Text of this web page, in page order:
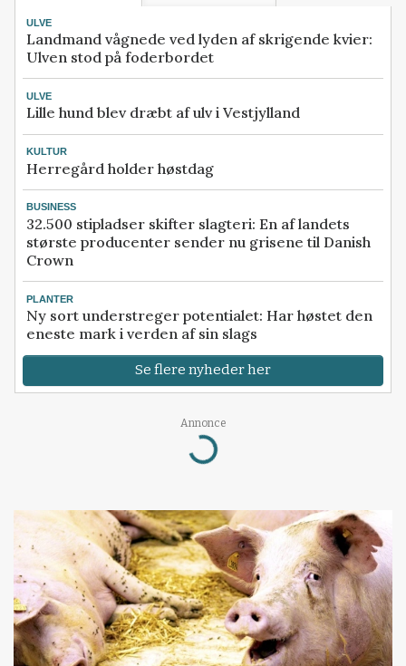
ULVE
Landmand vågnede ved lyden af skrigende kvier:
Ulven stod på foderbordet
ULVE
Lille hund blev dræbt af ulv i Vestjylland
KULTUR
Herregård holder høstdag
BUSINESS
32.500 stipladser skifter slagteri: En af landets
største producenter sender nu grisene til Danish
Crown
PLANTER
Ny sort understreger potentialet: Har høstet den
eneste mark i verden af sin slags
Se flere nyheder her
Annonce
Loading...